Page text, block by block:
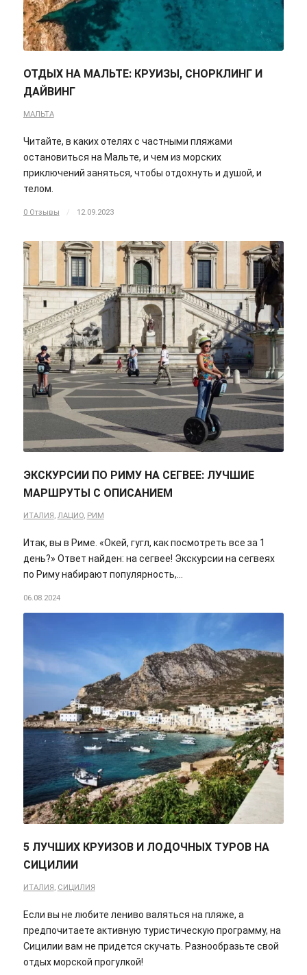
ОТДЫХ НА МАЛЬТЕ: КРУИЗЫ, СНОРКЛИНГ И
ДАЙВИНГ
МАЛЬТА
Читайте, в каких отелях с частными пляжами
остановиться на Мальте, и чем из морских
приключений заняться, чтобы отдохнуть и душой, и
телом.
0 Отзывы / 12.09.2023
ЭКСКУРСИИ ПО РИМУ НА СЕГВЕЕ: ЛУЧШИЕ
МАРШРУТЫ С ОПИСАНИЕМ
ИТАЛИЯ, ЛАЦИО, РИМ
Итак, вы в Риме. «Окей, гугл, как посмотреть все за 1
день?» Ответ найден: на сегвее! Экскурсии на сегвеях
по Риму набирают популярность,…
06.08.2024
5 ЛУЧШИХ КРУИЗОВ И ЛОДОЧНЫХ ТУРОВ НА
СИЦИЛИИ
ИТАЛИЯ СИЦИЛИЯ
Если вы не любите лениво валяться на пляже, а
предпочитаете активную туристическую программу, на
Сицилии вам не придется скучать. Разнообразьте свой
отдых морской прогулкой!